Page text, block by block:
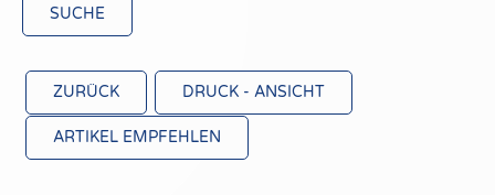
SUCHE
ZURÜCK DRUCK - ANSICHT
ARTIKEL EMPFEHLEN